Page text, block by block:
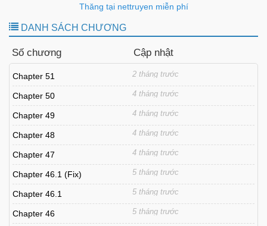
Thăng tại nettruyen miễn phí
DANH SÁCH CHƯƠNG
Số chương Cập nhật
Chapter 51 2 tháng trước
Chapter 50 4 tháng trước
Chapter 49 4 tháng trước
Chapter 48 4 tháng trước
Chapter 47 4 tháng trước
Chapter 46.1 (Fix) 5 tháng trước
Chapter 46.1 5 tháng trước
Chapter 46 5 tháng trước